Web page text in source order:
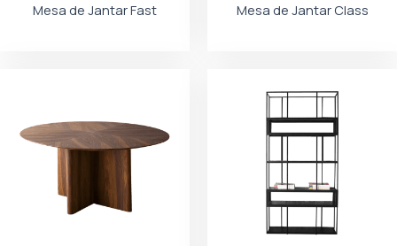
Mesa de Jantar Fast Mesa de Jantar Class